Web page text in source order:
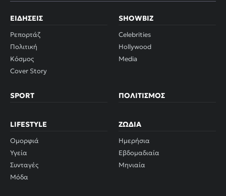
ΕΙΔΉΣΕΙΣ
Ρεπορτάζ
Πολιτική
Κόσμος
Cover Story
SHOWBIZ
Celebrities
Hollywood
Media
SPORT ΠΟΛΙΤΙΣΜΌΣ
LIFESTYLE
Ομορφιά
Υγεία
Συνταγές
Μόδα
ΖΏΔΙΑ
Ημερήσια
Εβδομαδιαία
Μηνιαία